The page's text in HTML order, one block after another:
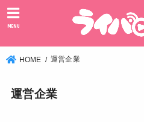
MENU
HOME 運営企業
運営企業